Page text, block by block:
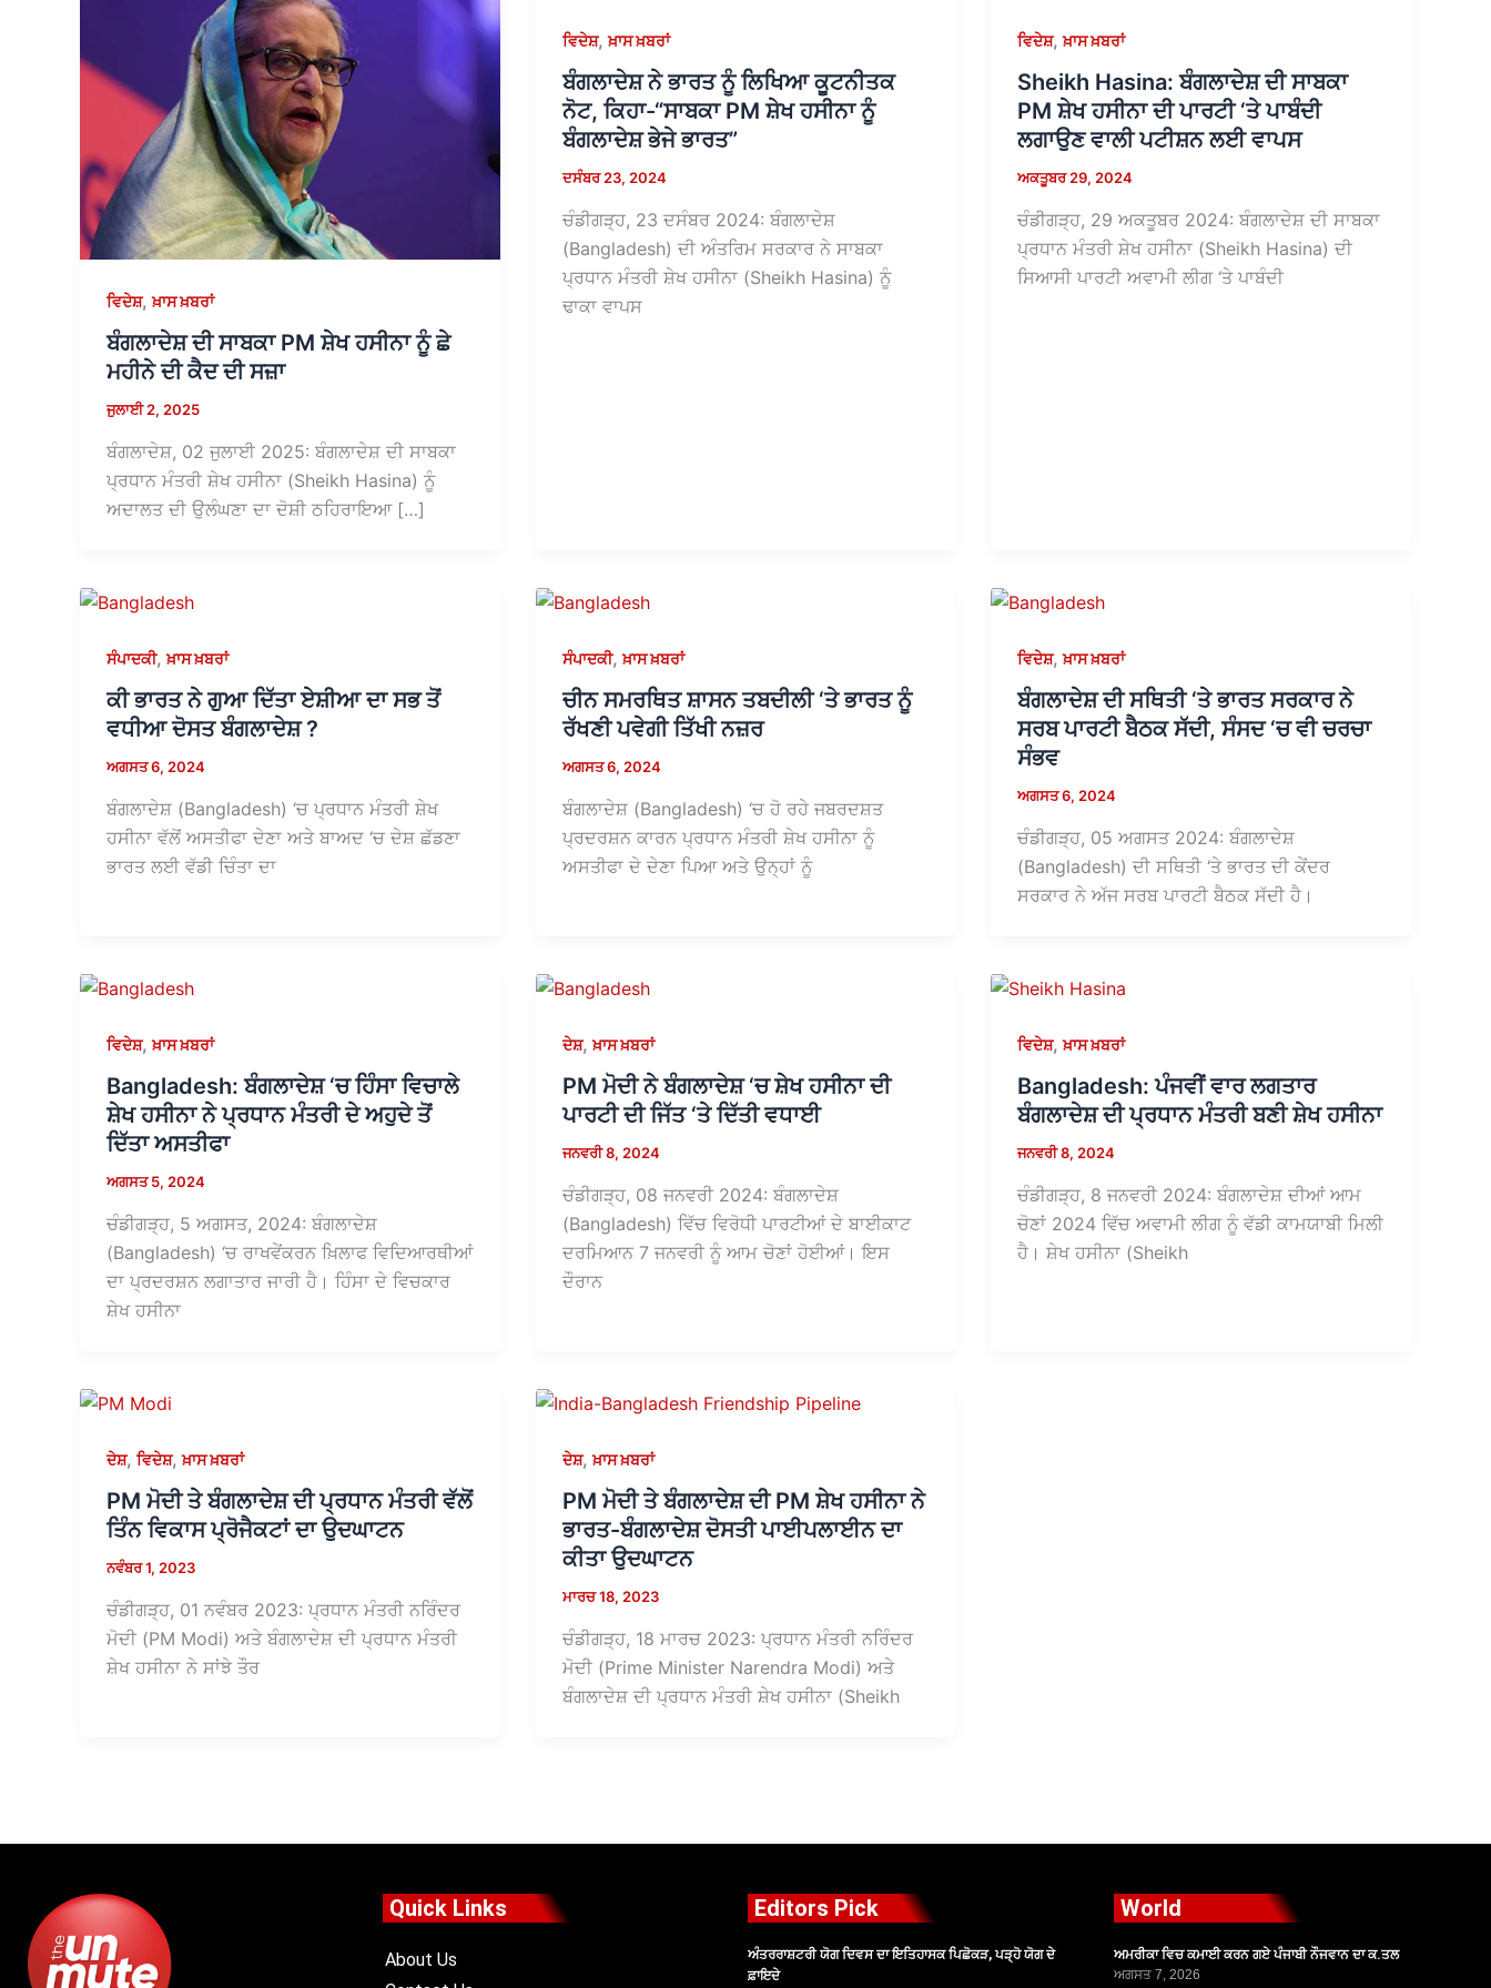
ਵਿਦੇਸ਼,ਖ਼ਾਸ ਖ਼ਬਰਾਂ
ਬੰਗਲਾਦੇਸ਼ ਦੀ ਸਾਬਕਾ PM ਸ਼ੇਖ ਹਸੀਨਾ ਨੂੰ ਛੇ
ਮਹੀਨੇ ਦੀ ਕੈਦ ਦੀ ਸਜ਼ਾ
ਜੁਲਾਈ 2, 2025
ਬੰਗਲਾਦੇਸ਼, 02 ਜੁਲਾਈ 2025: ਬੰਗਲਾਦੇਸ਼ ਦੀ ਸਾਬਕਾ
ਪ੍ਰਧਾਨ ਮੰਤਰੀ ਸ਼ੇਖ ਹਸੀਨਾ (Sheikh Hasina) ਨੂੰ
ਅਦਾਲਤ ਦੀ ਉਲੰਘਣਾ ਦਾ ਦੋਸ਼ੀ ਠਹਿਰਾਇਆ […]
ਵਿਦੇਸ਼,ਖ਼ਾਸ ਖ਼ਬਰਾਂ
ਬੰਗਲਾਦੇਸ਼ ਨੇ ਭਾਰਤ ਨੂੰ ਲਿਖਿਆ ਕੂਟਨੀਤਕ
ਨੋਟ, ਕਿਹਾ-“ਸਾਬਕਾ PM ਸ਼ੇਖ ਹਸੀਨਾ ਨੂੰ
ਬੰਗਲਾਦੇਸ਼ ਭੇਜੇ ਭਾਰਤ”
ਦਸੰਬਰ 23, 2024
ਚੰਡੀਗੜ੍ਹ, 23 ਦਸੰਬਰ 2024: ਬੰਗਲਾਦੇਸ਼
(Bangladesh) ਦੀ ਅੰਤਰਿਮ ਸਰਕਾਰ ਨੇ ਸਾਬਕਾ
ਪ੍ਰਧਾਨ ਮੰਤਰੀ ਸ਼ੇਖ ਹਸੀਨਾ (Sheikh Hasina) ਨੂੰ
ਢਾਕਾ ਵਾਪਸ
ਵਿਦੇਸ਼,ਖ਼ਾਸ ਖ਼ਬਰਾਂ
Sheikh Hasina: ਬੰਗਲਾਦੇਸ਼ ਦੀ ਸਾਬਕਾ
PM ਸ਼ੇਖ ਹਸੀਨਾ ਦੀ ਪਾਰਟੀ ‘ਤੇ ਪਾਬੰਦੀ
ਲਗਾਉਣ ਵਾਲੀ ਪਟੀਸ਼ਨ ਲਈ ਵਾਪਸ
ਅਕਤੂਬਰ 29, 2024
ਚੰਡੀਗੜ੍ਹ, 29 ਅਕਤੂਬਰ 2024: ਬੰਗਲਾਦੇਸ਼ ਦੀ ਸਾਬਕਾ
ਪ੍ਰਧਾਨ ਮੰਤਰੀ ਸ਼ੇਖ ਹਸੀਨਾ (Sheikh Hasina) ਦੀ
ਸਿਆਸੀ ਪਾਰਟੀ ਅਵਾਮੀ ਲੀਗ ‘ਤੇ ਪਾਬੰਦੀ
ਸੰਪਾਦਕੀ,ਖ਼ਾਸ ਖ਼ਬਰਾਂ
ਕੀ ਭਾਰਤ ਨੇ ਗੁਆ ਦਿੱਤਾ ਏਸ਼ੀਆ ਦਾ ਸਭ ਤੋਂ
ਵਧੀਆ ਦੋਸਤ ਬੰਗਲਾਦੇਸ਼ ?
ਅਗਸਤ 6, 2024
ਬੰਗਲਾਦੇਸ਼ (Bangladesh) ‘ਚ ਪ੍ਰਧਾਨ ਮੰਤਰੀ ਸ਼ੇਖ
ਹਸੀਨਾ ਵੱਲੋਂ ਅਸਤੀਫਾ ਦੇਣਾ ਅਤੇ ਬਾਅਦ ‘ਚ ਦੇਸ਼ ਛੱਡਣਾ
ਭਾਰਤ ਲਈ ਵੱਡੀ ਚਿੰਤਾ ਦਾ
ਸੰਪਾਦਕੀ,ਖ਼ਾਸ ਖ਼ਬਰਾਂ
ਚੀਨ ਸਮਰਥਿਤ ਸ਼ਾਸਨ ਤਬਦੀਲੀ ‘ਤੇ ਭਾਰਤ ਨੂੰ
ਰੱਖਣੀ ਪਵੇਗੀ ਤਿੱਖੀ ਨਜ਼ਰ
ਅਗਸਤ 6, 2024
ਬੰਗਲਾਦੇਸ਼ (Bangladesh) ‘ਚ ਹੋ ਰਹੇ ਜਬਰਦਸ਼ਤ
ਪ੍ਰਦਰਸ਼ਨ ਕਾਰਨ ਪ੍ਰਧਾਨ ਮੰਤਰੀ ਸ਼ੇਖ ਹਸੀਨਾ ਨੂੰ
ਅਸਤੀਫਾ ਦੇ ਦੇਣਾ ਪਿਆ ਅਤੇ ਉਨ੍ਹਾਂ ਨੂੰ
ਵਿਦੇਸ਼,ਖ਼ਾਸ ਖ਼ਬਰਾਂ
ਬੰਗਲਾਦੇਸ਼ ਦੀ ਸਥਿਤੀ ‘ਤੇ ਭਾਰਤ ਸਰਕਾਰ ਨੇ
ਸਰਬ ਪਾਰਟੀ ਬੈਠਕ ਸੱਦੀ, ਸੰਸਦ ‘ਚ ਵੀ ਚਰਚਾ
ਸੰਭਵ
ਅਗਸਤ 6, 2024
ਚੰਡੀਗੜ੍ਹ, 05 ਅਗਸਤ 2024: ਬੰਗਲਾਦੇਸ਼
(Bangladesh) ਦੀ ਸਥਿਤੀ ‘ਤੇ ਭਾਰਤ ਦੀ ਕੇਂਦਰ
ਸਰਕਾਰ ਨੇ ਅੱਜ ਸਰਬ ਪਾਰਟੀ ਬੈਠਕ ਸੱਦੀ ਹੈ।
ਵਿਦੇਸ਼,ਖ਼ਾਸ ਖ਼ਬਰਾਂ
Bangladesh: ਬੰਗਲਾਦੇਸ਼ ‘ਚ ਹਿੰਸਾ ਵਿਚਾਲੇ
ਸ਼ੇਖ ਹਸੀਨਾ ਨੇ ਪ੍ਰਧਾਨ ਮੰਤਰੀ ਦੇ ਅਹੁਦੇ ਤੋਂ
ਦਿੱਤਾ ਅਸਤੀਫਾ
ਅਗਸਤ 5, 2024
ਚੰਡੀਗੜ੍ਹ, 5 ਅਗਸਤ, 2024: ਬੰਗਲਾਦੇਸ਼
(Bangladesh) ‘ਚ ਰਾਖਵੇਂਕਰਨ ਖ਼ਿਲਾਫ ਵਿਦਿਆਰਥੀਆਂ
ਦਾ ਪ੍ਰਦਰਸ਼ਨ ਲਗਾਤਾਰ ਜਾਰੀ ਹੈ। ਹਿੰਸਾ ਦੇ ਵਿਚਕਾਰ
ਸ਼ੇਖ ਹਸੀਨਾ
ਦੇਸ਼,ਖ਼ਾਸ ਖ਼ਬਰਾਂ
PM ਮੋਦੀ ਨੇ ਬੰਗਲਾਦੇਸ਼ ‘ਚ ਸ਼ੇਖ ਹਸੀਨਾ ਦੀ
ਪਾਰਟੀ ਦੀ ਜਿੱਤ ‘ਤੇ ਦਿੱਤੀ ਵਧਾਈ
ਜਨਵਰੀ 8, 2024
ਚੰਡੀਗੜ੍ਹ, 08 ਜਨਵਰੀ 2024: ਬੰਗਲਾਦੇਸ਼
(Bangladesh) ਵਿੱਚ ਵਿਰੋਧੀ ਪਾਰਟੀਆਂ ਦੇ ਬਾਈਕਾਟ
ਦਰਮਿਆਨ 7 ਜਨਵਰੀ ਨੂੰ ਆਮ ਚੋਣਾਂ ਹੋਈਆਂ। ਇਸ
ਦੌਰਾਨ
ਵਿਦੇਸ਼,ਖ਼ਾਸ ਖ਼ਬਰਾਂ
Bangladesh: ਪੰਜਵੀਂ ਵਾਰ ਲਗਤਾਰ
ਬੰਗਲਾਦੇਸ਼ ਦੀ ਪ੍ਰਧਾਨ ਮੰਤਰੀ ਬਣੀ ਸ਼ੇਖ ਹਸੀਨਾ
ਜਨਵਰੀ 8, 2024
ਚੰਡੀਗੜ੍ਹ, 8 ਜਨਵਰੀ 2024: ਬੰਗਲਾਦੇਸ਼ ਦੀਆਂ ਆਮ
ਚੋਣਾਂ 2024 ਵਿੱਚ ਅਵਾਮੀ ਲੀਗ ਨੂੰ ਵੱਡੀ ਕਾਮਯਾਬੀ ਮਿਲੀ
ਹੈ। ਸ਼ੇਖ ਹਸੀਨਾ (Sheikh
ਦੇਸ਼, ਵਿਦੇਸ਼,ਖ਼ਾਸ ਖ਼ਬਰਾਂ
PM ਮੋਦੀ ਤੇ ਬੰਗਲਾਦੇਸ਼ ਦੀ ਪ੍ਰਧਾਨ ਮੰਤਰੀ ਵੱਲੋਂ
ਤਿੰਨ ਵਿਕਾਸ ਪ੍ਰੋਜੈਕਟਾਂ ਦਾ ਉਦਘਾਟਨ
ਨਵੰਬਰ 1, 2023
ਚੰਡੀਗੜ੍ਹ, 01 ਨਵੰਬਰ 2023: ਪ੍ਰਧਾਨ ਮੰਤਰੀ ਨਰਿੰਦਰ
ਮੋਦੀ (PM Modi) ਅਤੇ ਬੰਗਲਾਦੇਸ਼ ਦੀ ਪ੍ਰਧਾਨ ਮੰਤਰੀ
ਸ਼ੇਖ ਹਸੀਨਾ ਨੇ ਸਾਂਝੇ ਤੌਰ
ਦੇਸ਼,ਖ਼ਾਸ ਖ਼ਬਰਾਂ
PM ਮੋਦੀ ਤੇ ਬੰਗਲਾਦੇਸ਼ ਦੀ PM ਸ਼ੇਖ ਹਸੀਨਾ ਨੇ
ਭਾਰਤ-ਬੰਗਲਾਦੇਸ਼ ਦੋਸਤੀ ਪਾਈਪਲਾਈਨ ਦਾ
ਕੀਤਾ ਉਦਘਾਟਨ
ਮਾਰਚ 18, 2023
ਚੰਡੀਗੜ੍ਹ, 18 ਮਾਰਚ 2023: ਪ੍ਰਧਾਨ ਮੰਤਰੀ ਨਰਿੰਦਰ
ਮੋਦੀ (Prime Minister Narendra Modi) ਅਤੇ
ਬੰਗਲਾਦੇਸ਼ ਦੀ ਪ੍ਰਧਾਨ ਮੰਤਰੀ ਸ਼ੇਖ ਹਸੀਨਾ (Sheikh
Quick Links
About Us
Editors Pick
ਅੰਤਰਰਾਸ਼ਟਰੀ ਯੋਗ ਦਿਵਸ ਦਾ ਇਤਿਹਾਸਕ ਪਿਛੋਕੜ, ਪੜ੍ਹੋ ਯੋਗ ਦੇ
ਫ਼ਾਇਦੇ
World
ਅਮਰੀਕਾ ਵਿਚ ਕਮਾਈ ਕਰਨ ਗਏ ਪੰਜਾਬੀ ਨੌਜਵਾਨ ਦਾ ਕ.ਤਲ
ਅਗਸਤ 7, 2026